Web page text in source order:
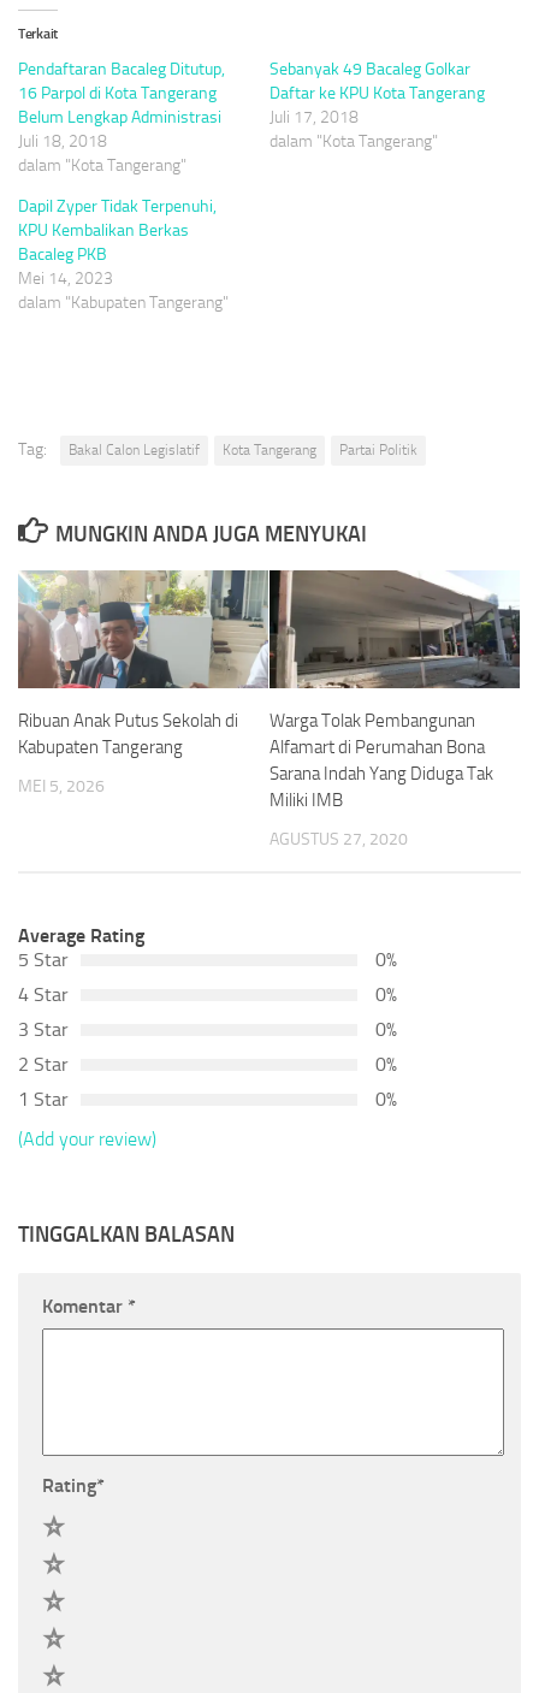
Terkait
Pendaftaran Bacaleg Ditutup,
16 Parpol di Kota Tangerang
Belum Lengkap Administrasi
Juli 18, 2018
dalam "Kota Tangerang"
Sebanyak 49 Bacaleg Golkar
Daftar ke KPU Kota Tangerang
Juli 17, 2018
dalam "Kota Tangerang"
Dapil Zyper Tidak Terpenuhi,
KPU Kembalikan Berkas
Bacaleg PKB
Mei 14, 2023
dalam "Kabupaten Tangerang"
Tag: Bakal Calon Legislatif Kota Tangerang Partai Politik
MUNGKIN ANDA JUGA MENYUKAI
Ribuan Anak Putus Sekolah di
Kabupaten Tangerang
MEI 5, 2026
Warga Tolak Pembangunan
Alfamart di Perumahan Bona
Sarana Indah Yang Diduga Tak
Miliki IMB
AGUSTUS 27, 2020
Average Rating
5 Star
0%
4 Star
0%
3 Star
0%
2 Star
0%
1 Star
0%
(Add your review)
TINGGALKAN BALASAN
Komentar *
Rating*